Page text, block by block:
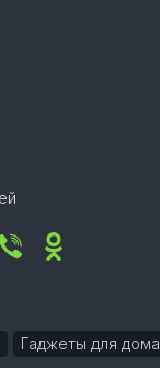
Viber
Гаджеты для дома